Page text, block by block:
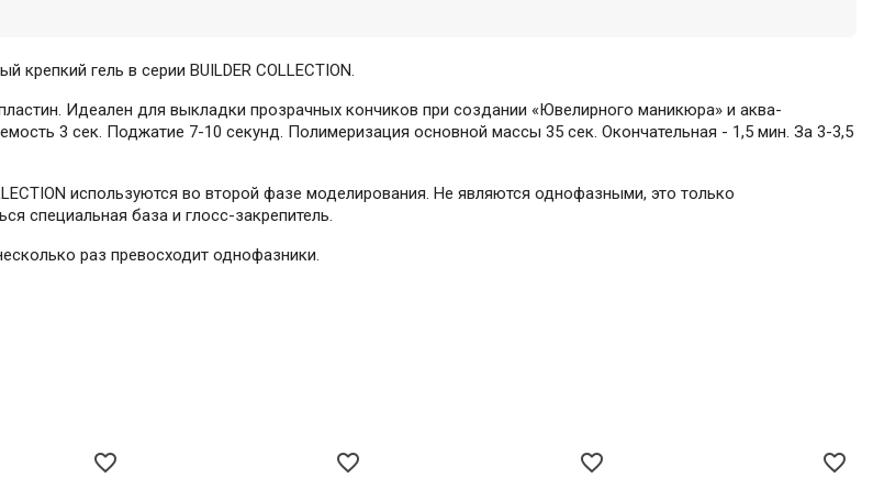
гель в серии BUILDER COLLECTION.
Идеален для выкладки прозрачных кончиков при создании «Ювелирного маникюра» и аква-
3 сек. Поджатие 7-10 секунд. Полимеризация основной массы 35 сек. Окончательная - 1,5 мин. За 3-3,5
используются во второй фазе моделирования. Не являются однофазными, это только
специальная база и глосс-закрепитель.
раз превосходит однофазники.
favorite_border favorite_border favorite_border favorite_border